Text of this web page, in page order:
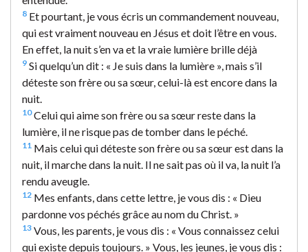
8 Et pourtant, je vous écris un commandement nouveau,
qui est vraiment nouveau en Jésus et doit l’être en vous.
En effet, la nuit s’en va et la vraie lumière brille déjà
9 Si quelqu’un dit : « Je suis dans la lumière », mais s’il
déteste son frère ou sa sœur, celui-là est encore dans la
nuit.
10Celui qui aime son frère ou sa sœur reste dans la
lumière, il ne risque pas de tomber dans le péché.
11 Mais celui qui déteste son frère ou sa sœur est dans la
nuit, il marche dans la nuit. Il ne sait pas où il va, la nuit l’a
rendu aveugle.
12 Mes enfants, dans cette lettre, je vous dis : « Dieu
pardonne vos péchés grâce au nom du Christ. »
13 Vous, les parents, je vous dis : « Vous connaissez celui
qui existe depuis toujours. » Vous, les jeunes, je vous dis :